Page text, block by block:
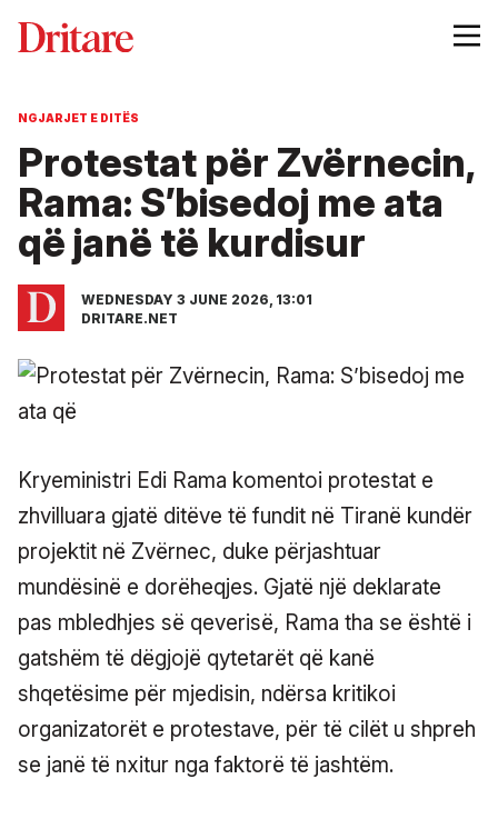
NGJARJET E DITËS
Protestat për Zvërnecin,
Rama: S’bisedoj me ata
që janë të kurdisur
WEDNESDAY 3 JUNE 2026, 13:01
DRITARE.NET
Kryeministri Edi Rama komentoi protestat e
zhvilluara gjatë ditëve të fundit në Tiranë kundër
projektit në Zvërnec, duke përjashtuar
mundësinë e dorëheqjes. Gjatë një deklarate
pas mbledhjes së qeverisë, Rama tha se është i
gatshëm të dëgjojë qytetarët që kanë
shqetësime për mjedisin, ndërsa kritikoi
organizatorët e protestave, për të cilët u shpreh
se janë të nxitur nga faktorë të jashtëm.